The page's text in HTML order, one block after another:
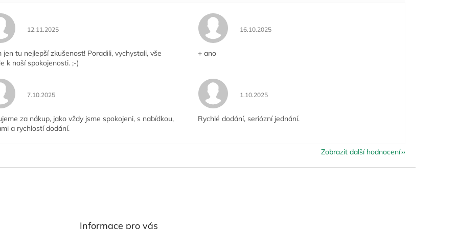
Hodnocení obchodu je 5 z 5 hvězdiček.
12.11.2025
jen tu nejlepší zkušenost! Poradili, vychystali, vše
k naší spokojenosti. ;-)
Hodnocení obchodu je 5 z 5 hvězdiček.
16.10.2025
+ ano
Hodnocení obchodu je 5 z 5 hvězdiček.
7.10.2025
za nákup, jako vždy jsme spokojeni, s nabídkou,
a rychlostí dodání.
Hodnocení obchodu je 5 z 5 hvězdiček.
1.10.2025
Rychlé dodání, seriózní jednání.
Zobrazit další hodnocení
Informace pro vás